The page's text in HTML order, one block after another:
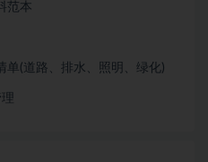
范本
单(道路、排水、照明、绿化)